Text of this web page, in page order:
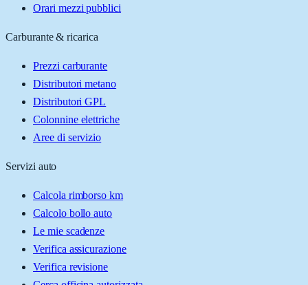
Orari mezzi pubblici
Carburante & ricarica
Prezzi carburante
Distributori metano
Distributori GPL
Colonnine elettriche
Aree di servizio
Servizi auto
Calcola rimborso km
Calcolo bollo auto
Le mie scadenze
Verifica assicurazione
Verifica revisione